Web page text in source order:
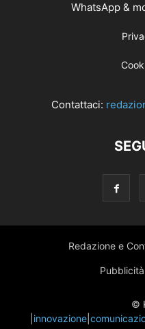
WhatsApp &
Contattaci:
Redazione e
©
innovazione